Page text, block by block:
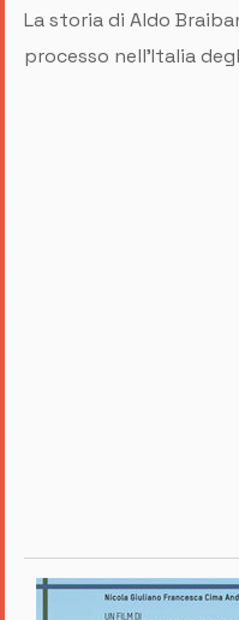
La storia di Aldo
processo nell'Italia